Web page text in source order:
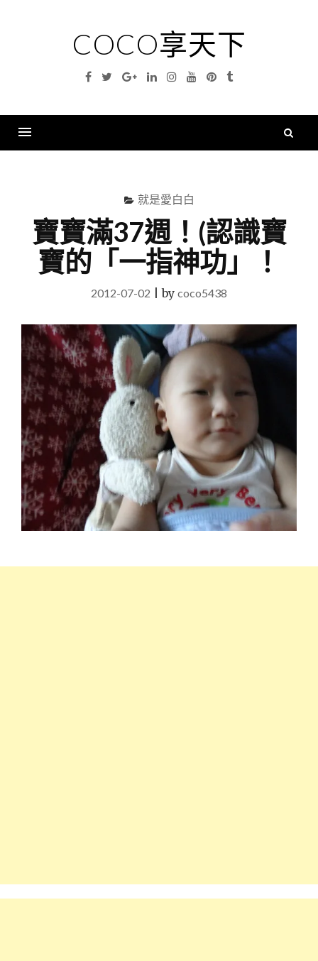
COCO享天下
Facebook
TwitterGoogleLinkedinInstagramYouTubePinterest
Tumblr
就是愛白白
寶寶滿37週！(認識寶
寶的「一指神功」！
2012-07-02 |by coco5438